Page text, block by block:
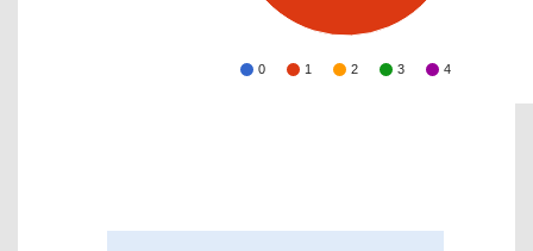
0 1 2 3 4